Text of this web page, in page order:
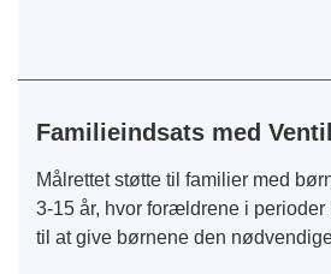
Familieindsats med Ventil
Målrettet støtte til familier med
3-15 år, hvor forældrene i perioder
til at give børnene den